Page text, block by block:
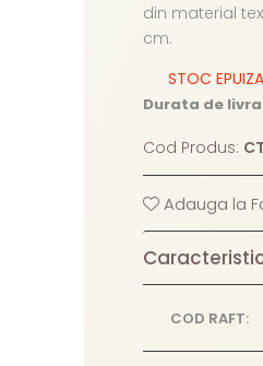
din material
cm.
STOC
Durata de
Cod Produs:
Adauga la
COD RAFT: